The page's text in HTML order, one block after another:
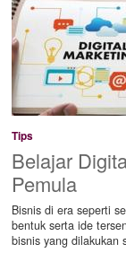
Tips
Belajar
Pemula
Bisnis di era seperti
bentuk serta ide
bisnis yang dilakukan